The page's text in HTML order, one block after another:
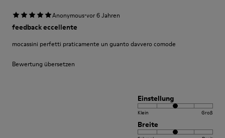
Anonymous·vor 6 Jahren
feedback eccellente
mocassini perfetti praticamente un guanto davvero comode
Bewertung übersetzen
Einstellung
Klein Groß
Breite